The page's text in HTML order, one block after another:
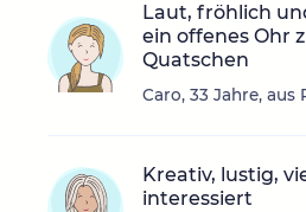
Laut, fröhlich
ein offenes Ohr
Quatschen
Caro, 33 Jahre, aus
Kreativ, lustig,
interessiert